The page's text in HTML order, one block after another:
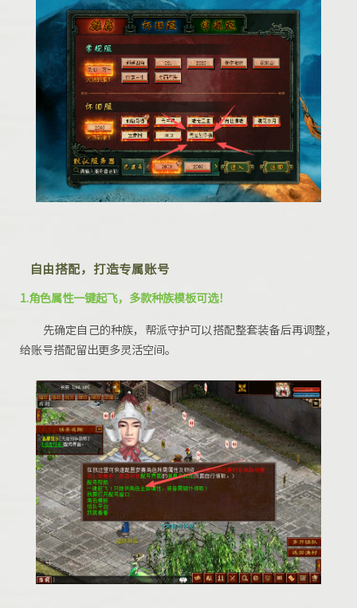
自由搭配，打造专属账号
1.角色属性一键起飞，多款种族模板可选！
先确定自己的种族，帮派守护可以搭配整套装备后再调整，
给账号搭配留出更多灵活空间。